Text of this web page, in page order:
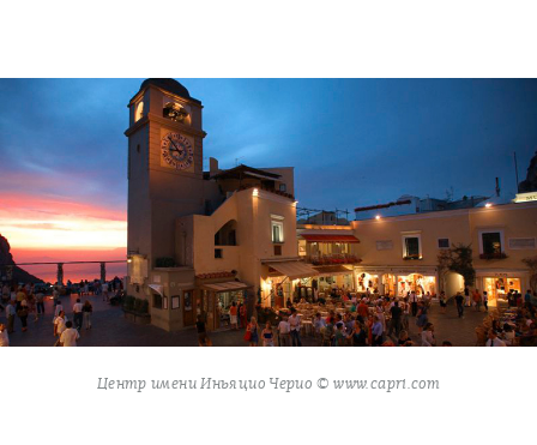
Центр имени Иньяцио Черио © www.capri.com